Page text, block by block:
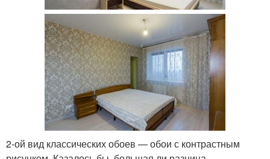
2-ой вид классических обоев — обои с контрастным